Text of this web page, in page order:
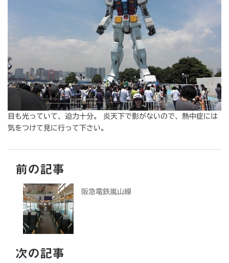
目も光っていて、迫力十分。 炎天下で影がないので、熱中症には
気をつけて見に行って下さい。
前の記事
阪急電鉄嵐山線
次の記事